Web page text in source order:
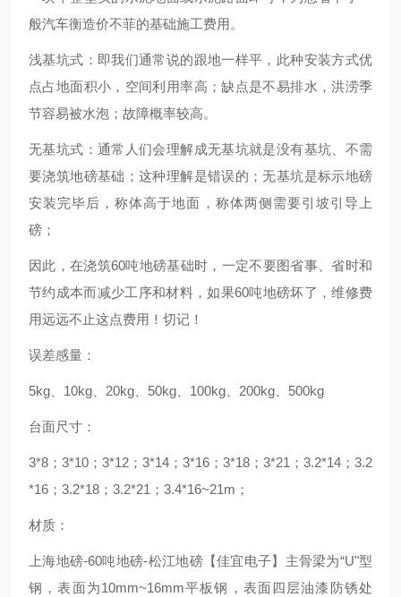
般汽车衡造价不菲的基础施工费用。
浅基坑式：即我们通常说的跟地一样平，此种安装方式优
点占地面积小，空间利用率高；缺点是不易排水，洪涝季
节容易被水泡；故障概率较高。
无基坑式：通常人们会理解成无基坑就是没有基坑、不需
要浇筑地磅基础；这种理解是错误的；无基坑是标示地磅
安装完毕后，称体高于地面，称体两侧需要引坡引导上
磅；
因此，在浇筑60吨地磅基础时，一定不要图省事、省时和
节约成本而减少工序和材料，如果60吨地磅坏了，维修费
用远远不止这点费用！切记！
误差感量：
5kg、10kg、20kg、50kg、100kg、200kg、500kg
台面尺寸：
3*8；3*10；3*12；3*14；3*16；3*18；3*21；3.2*14；3.2
*16；3.2*18；3.2*21；3.4*16~21m；
材质：
上海地磅-60吨地磅-松江地磅【佳宜电子】主骨梁为“U"型
钢，表面为10mm~16mm平板钢，表面四层油漆防锈处